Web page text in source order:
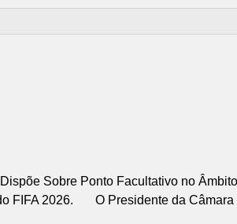
Sobre Ponto Facultativo no
FIFA 2026. O Presidente da